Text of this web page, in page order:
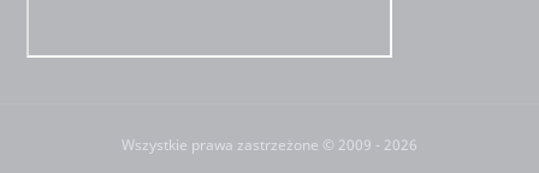
Wszystkie prawa zastrzeżone © 2009 - 2026